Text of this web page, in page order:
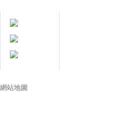
網站地圖